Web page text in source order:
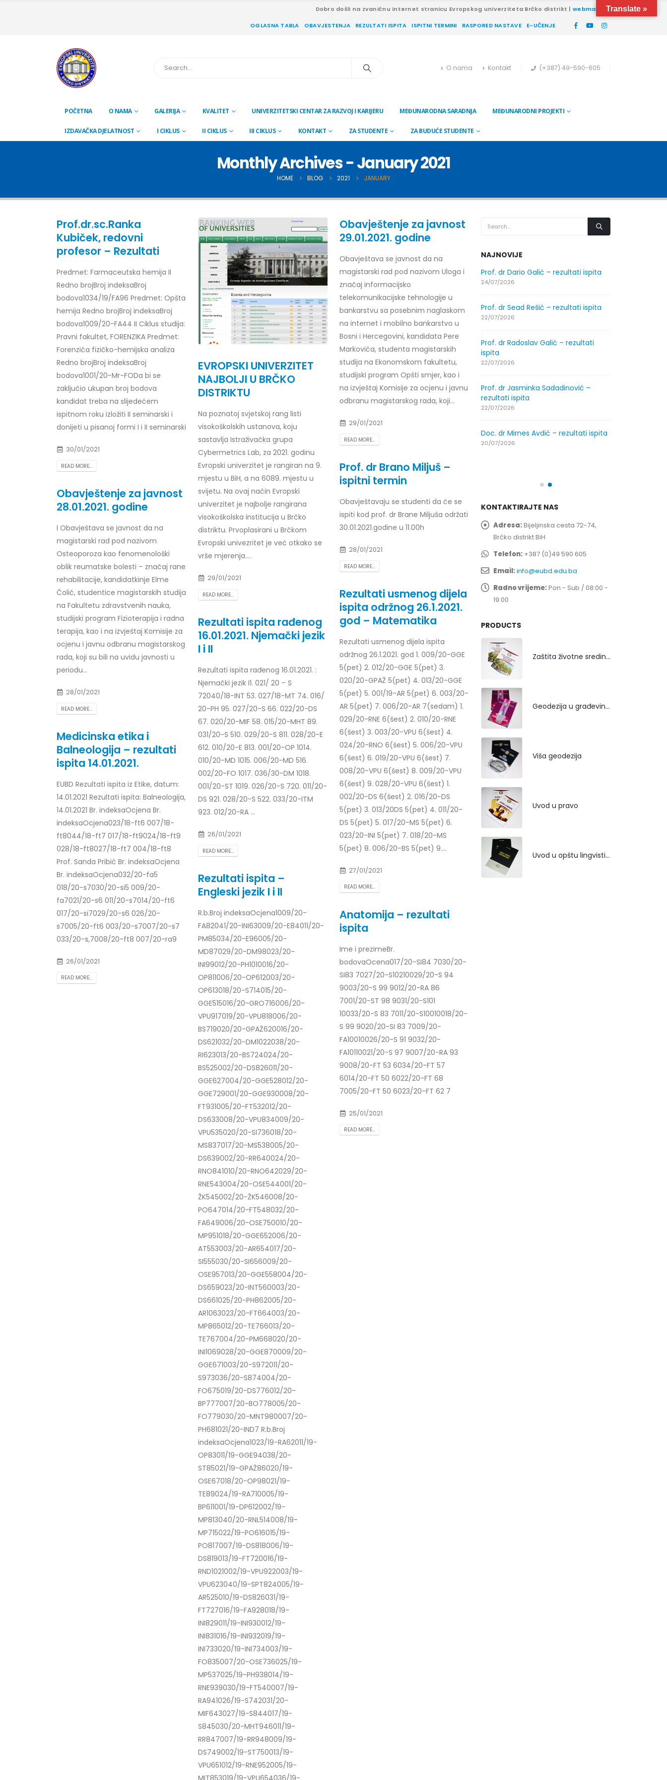
Dobro došli na zvaničnu internet stranicu Evropskog univerziteta Brčko distrikt |webmail
OGLASNA TABLA OBAVJESTENJA REZULTATI ISPITA ISPITNI TERMINI RASPORED NASTAVE E-UČENJE
O nama Kontakt (+387) 49-590-605
POČETNA O NAMA GALERIJA KVALITET UNIVERZITETSKI CENTAR ZA RAZVOJ I KARIJERU MEĐUNARODNA SARADNJA MEĐUNARODNI PROJEKTI
IZDAVAČKA DJELATNOST I CIKLUS II CIKLUS III CIKLUS KONTAKT ZA STUDENTE ZA BUDUĆE STUDENTE
Monthly Archives - January 2021
HOME BLOG 2021 JANUARY
Prof.dr.sc.Ranka
Kubiček, redovni
profesor – Rezultati
Predmet: Farmaceutska hemija II
Redno brojBroj indeksaBroj
bodova1034/19/FA96 Predmet: Opšta
hemija Redno brojBroj indeksaBroj
bodova1009/20-FA44 II Ciklus studija:
Pravni fakultet, FORENZIKA Predmet:
Forenziča fizičko-hemijska analiza
Redno brojBroj indeksaBroj
bodova1001/20-Mr-FODa bi se
zaključio ukupan broj bodova
kandidat treba na slijedećem
ispitnom roku izložiti II seminarski i
donijeti u pisanoj formi I i II seminarski
30/01/2021
READ MORE...
EVROPSKI UNIVERZITET
NAJBOLJI U BRČKO
DISTRIKTU
Na poznatoj svjetskoj rang listi
visokoškolskih ustanova, koju
sastavlja Istraživačka grupa
Cybermetrics Lab, za 2021. godinu
Evropski univerzitet je rangiran na 9.
mjestu u BiH, a na 6089. mjestu u
svijetu. Na ovaj način Evropski
univerzitet je najbolje rangirana
visokoškolska institucija u Brčko
distriktu. Prvoplasirani u Brčkom
Evropski univezritet je već otkako se
vrše mjerenja....
29/01/2021
READ MORE...
Obavještenje za javnost
29.01.2021. godine
Obavještava se javnost da na
magistarski rad pod nazivom Uloga i
značaj informacijsko
telekomunikacijske tehnologije u
bankarstvu sa posebnim naglaskom
na internet i mobilno bankarstvo u
Bosni i Hercegovini, kandidata Pere
Markovića, studenta magistarskih
studija na Ekonomskom fakultetu,
studijski program Opšti smjer, kao i
na izvještaj Komisije za ocjenu i javnu
odbranu magistarskog rada, koji...
29/01/2021
READ MORE...
Prof. dr Brano Miljuš –
ispitni termin
Obavještavaju se studenti da će se
ispiti kod prof. dr Brane Miljuša održati
30.01.2021.godine u 11.00h
28/01/2021
READ MORE...
Obavještenje za javnost
28.01.2021. godine
I Obavještava se javnost da na
magistarski rad pod nazivom
Osteoporoza kao fenomenološki
oblik reumatske bolesti – značaj rane
rehabilitacije, kandidatkinje Elme
Čolić, studentice magistarskih studija
na Fakultetu zdravstvenih nauka,
studijski program Fizioterapija i radna
terapija, kao i na izvještaj Komisije za
ocjenu i javnu odbranu magistarskog
rada, koji su bili na uvidu javnosti u
periodu...
28/01/2021
READ MORE...
Rezultati usmenog dijela
ispita održnog 26.1.2021.
god – Matematika
Rezultati usmenog dijela ispita
održnog 26.1.2021. god 1. 009/20-GGE
5(pet) 2. 012/20-GGE 5(pet) 3.
020/20-GPAŽ 5(pet) 4. 013/20-GGE
5(pet) 5. 001/19-AR 5(pet) 6. 003/20-
AR 5(pet) 7. 006/20-AR 7(sedam) 1.
029/20-RNE 6(šest) 2. 010/20-RNE
6(šest) 3. 003/20-VPU 6(šest) 4.
024/20-RNO 6(šest) 5. 006/20-VPU
6(šest) 6. 019/20-VPU 6(šest) 7.
008/20-VPU 6(šest) 8. 009/20-VPU
6(šest) 9. 028/20-VPU 6(šest) 1.
002/20-DS 6(šest) 2. 016/20-DS
5(pet) 3. 013/20DS 5(pet) 4. 011/20-
DS 5(pet) 5. 017/20-MS 5(pet) 6.
023/20-INI 5(pet) 7. 018/20-MS
5(pet) 8. 006/20-BS 5(pet) 9....
27/01/2021
READ MORE...
Rezultati ispita rađenog
16.01.2021. Njemački jezik
I i II
Rezultati ispita rađenog 16.01.2021. :
Njemački jezik I1. 021/ 20 – S
72040/18-INT 53. 027/18-MT 74. 016/
20-PH 95. 027/20-S 66. 022/20-DS
67. 020/20-MIF 58. 015/20-MHT 89.
031/20-S 510. 029/20-S 811. 028/20-E
612. 010/20-E 813. 001/20-OP 1014.
010/20-MD 1015. 006/20-MD 516.
002/20-FO 1017. 036/30-DM 1018.
001/20-ST 1019. 026/20-S 720. 011/20-
DS 921. 028/20-S 522. 033/20-ITM
923. 012/20-RA ...
26/01/2021
READ MORE...
Medicinska etika i
Balneologija – rezultati
ispita 14.01.2021.
EUBD Rezultati ispita iz Etike, datum:
14.01.2021 Rezultati ispita: Balneologija,
14.01.2021 Br. indeksaOcjena Br.
indeksaOcjena023/18-ft6 007/18-
ft8044/18-ft7 017/18-ft9024/18-ft9
028/18-ft8027/18-ft7 004/18-ft8
Prof. Sanda Pribić Br. indeksaOcjena
Br. indeksaOcjena032/20-fa5
018/20-s7030/20-si5 009/20-
fa7021/20-s6 011/20-s7014/20-ft6
017/20-si7029/20-s6 026/20-
s7005/20-ft6 003/20-s7007/20-s7
033/20-s,7008/20-ft8 007/20-ra9
26/01/2021
READ MORE...
Rezultati ispita –
Engleski jezik I i II
R.b.Broj indeksaOcjena1009/20-
FA82041/20-INI63009/20-E84011/20-
PM85034/20-E96005/20-
MD87029/20-DM98023/20-
INI99012/20-PH1010016/20-
OP811006/20-OP612003/20-
OP613018/20-S714015/20-
GGE515016/20-GRO716006/20-
VPU917019/20-VPU818006/20-
BS719020/20-GPAŽ620016/20-
DS621032/20-DM1022038/20-
RI623013/20-BS724024/20-
BS525002/20-DS826011/20-
GGE627004/20-GGE528012/20-
GGE729001/20-GGE930008/20-
FT931005/20-FT532012/20-
DS633008/20-VPU834009/20-
VPU535020/20-SI736018/20-
MS837017/20-MS538005/20-
DS639002/20-RR640024/20-
RNO841010/20-RNO642029/20-
RNE543004/20-OSE544001/20-
ŽK545002/20-ŽK546008/20-
PO647014/20-FT548032/20-
FA649006/20-OSE750010/20-
MP951018/20-GGE652006/20-
AT553003/20-AR654017/20-
SI555030/20-SI656009/20-
OSE957013/20-GGE558004/20-
DS659023/20-INT560003/20-
DS661025/20-PH862005/20-
AR1063023/20-FT664003/20-
MP865012/20-TE766013/20-
TE767004/20-PM668020/20-
INI1069028/20-GGE870009/20-
GGE671003/20-S972011/20-
S973036/20-S874004/20-
FO675019/20-DS776012/20-
BP777007/20-BO778005/20-
FO779030/20-MNT980007/20-
PH681021/20-IND7 R.b.Broj
indeksaOcjena1023/19-RA62011/19-
OP83011/19-GGE94038/20-
ST85021/19-GPAŽ86020/19-
OSE67018/20-OP98021/19-
TE89024/19-RA710005/19-
BP611001/19-DP612002/19-
MP813040/20-RNL514008/19-
MP715022/19-PO616015/19-
PO817007/19-DS818006/19-
DS819013/19-FT720016/19-
RND1021002/19-VPU922003/19-
VPU623040/19-SPT824005/19-
AR525010/19-DS826031/19-
FT727016/19-FA928018/19-
INI829011/19-INI930012/19-
INI831016/19-INI932019/19-
INI733020/19-INI734003/19-
FO835007/20-OSE736025/19-
MP537025/19-PH938014/19-
RNE939030/19-FT540007/19-
RA941026/19-S742031/20-
MIF643027/19-S844017/19-
S845030/20-MHT946011/19-
RR847007/19-RR948009/19-
DS749002/19-ST750013/19-
VPU651012/19-RNE952005/19-
MIT853019/19-VPU654036/19-
Anatomija – rezultati
ispita
Ime i prezimeBr.
bodovaOcena017/20-SI84 7030/20-
SI83 7027/20-S10210029/20-S 94
9003/20-S 99 9012/20-RA 86
7001/20-ST 98 9031/20-S101
10033/20-S 83 7011/20-S10010018/20-
S 99 9020/20-SI 83 7009/20-
FA10010026/20-S 91 9032/20-
FA10110021/20-S 97 9007/20-RA 93
9008/20-FT 53 6034/20-FT 57
6014/20-FT 50 6022/20-FT 68
7005/20-FT 50 6023/20-FT 62 7
25/01/2021
READ MORE...
NAJNOVIJE
Obavještenje za javnost 30.07.2026.
godine
Obavještenje za javnost 30.07.2026.
godine
30/07/2026
Prof. dr Srđan Marinković – rezultati
ispita
Prof. dr Azijada Beganlić – rezultati
ispita
29/07/2026
Prof. dr Esed Karić – rezultati ispita
25/07/2026
Prof. dr Dario Galić – rezultati ispita
24/07/2026
Prof. dr Sead Rešić – rezultati ispita
22/07/2026
Prof. dr Radoslav Galić – rezultati
22/07/2026
Prof. dr Jasminka Sadadinović –
rezultati ispita
Doc. dr Mirnes Avdić – rezultati ispita
20/07/2026
Obavještenje za javnost 30.07.2026.
godine
Obavještenje za javnost 30.07.2026.
godine
30/07/2026
Prof. dr Srđan Marinković – rezultati
ispita
Prof. dr Azijada Beganlić – rezultati
ispita
29/07/2026
25/07/2026
Prof. dr Dario Galić – rezultati ispita
24/07/2026
Prof. dr Sead Rešić – rezultati ispita
22/07/2026
Prof. dr Radoslav Galić – rezultati
ispita
22/07/2026
Prof. dr Jasminka Sadadinović –
rezultati ispita
22/07/2026
Doc. dr Mirnes Avdić – rezultati ispita
20/07/2026
KONTAKTIRAJTE NAS
Adresa:Bijeljinska cesta 72-74,
Brčko distrikt BiH
Telefon: +387 (0)49 590 605
Email:info@eubd.edu.ba
Radno vrijeme:Pon - Sub / 08:00 -
19:00
PRODUCTS
Zaštita životne sredine rekultivacijom odlagališta
Geodezija u građevinarstvu
Viša geodezija
Uvod u pravo
Uvod u opštu lingvistiku
Translate »